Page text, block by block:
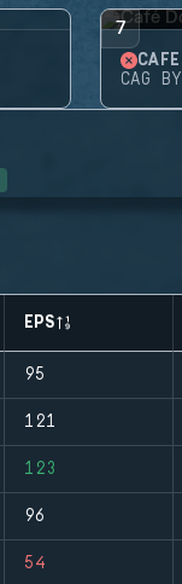
7
CAG
EPS
95
121
123
96
54